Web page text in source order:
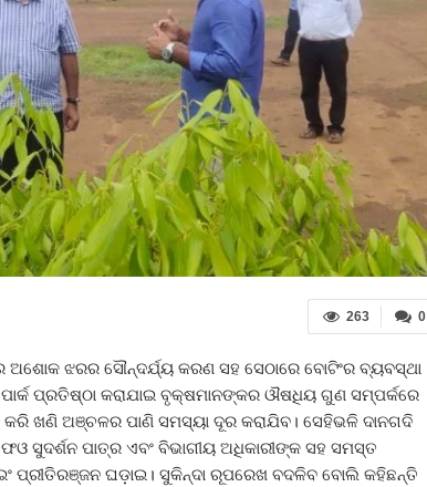
0
263
ଝରର ସୌନ୍ଦର୍ଯ୍ୟ କରଣ ସହ ସେଠାରେ ବୋଟିଂର ବ୍ୟବସ୍ଥା
ପ୍ରତିଷ୍ଠା କରାଯାଇ ବୃକ୍ଷମାନଙ୍କର ଔଷଧିୟ ଗୁଣ ସମ୍ପର୍କରେ
କରି ଖଣି ଅଞ୍ଚଳର ପାଣି ସମସ୍ୟା ଦୂର କରାଯିବ। ସେହିଭଳି ଦାନଗଦି
ସୁଦର୍ଶନ ପାତ୍ର ଏବଂ ବିଭାଗୀୟ ଅଧିକାରୀଙ୍କ ସହ ସମସ୍ତ
ପ୍ରୀତିରଞ୍ଜନ ଘଡ଼ାଇ। ସୁକିନ୍ଦା ରୂପରେଖ ବଦଳିବ ବୋଲି କହିଛନ୍ତି